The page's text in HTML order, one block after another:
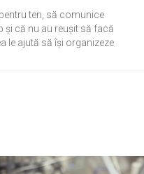
ten, să comunice
şi că nu au reuşit să facă
le ajută să îşi organizeze